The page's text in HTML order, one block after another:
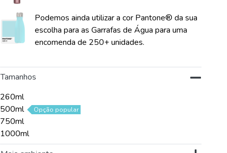
Podemos ainda utilizar a cor Pantone® da sua
escolha para as Garrafas de Água para uma
encomenda de 250+ unidades.
Tamanhos
260ml
500ml
Opção popular
750ml
1000ml